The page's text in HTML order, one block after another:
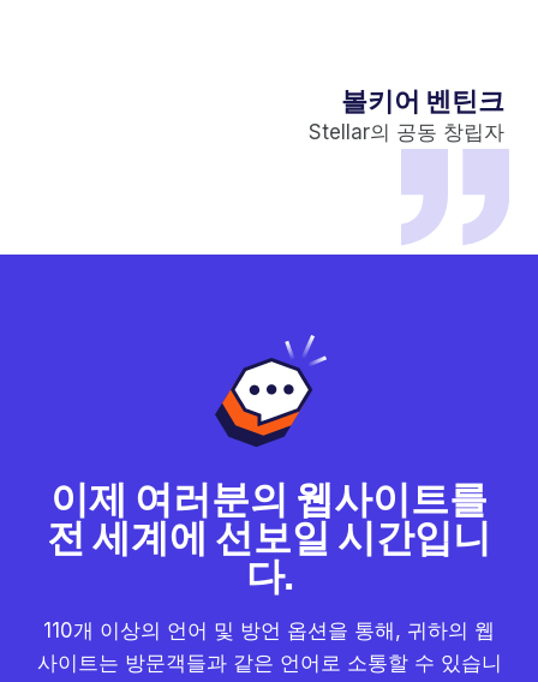
볼키어 벤틴크
Stellar의 공동 창립자
이제 여러분의 웹사이트를
전 세계에 선보일 시간입니
다.
110개 이상의 언어 및 방언 옵션을 통해, 귀하의 웹
사이트는 방문객들과 같은 언어로 소통할 수 있습니